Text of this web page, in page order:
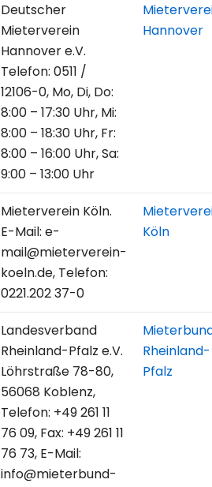
Deutscher
Mieterverein
Hannover e.V.
Telefon: 0511 /
12106-0, Mo, Di, Do:
8:00 – 17:30 Uhr, Mi:
8:00 – 18:30 Uhr, Fr:
8:00 – 16:00 Uhr, Sa:
9:00 – 13:00 Uhr
Hannover
Mieterverein Köln.
E-Mail: e-
mail@mieterverein-
koeln.de, Telefon:
0221.202 37-0
Köln
Landesverband
Rheinland-Pfalz e.V.
Löhrstraße 78-80,
56068 Koblenz,
Telefon: +49 261 11
76 09, Fax: +49 261 11
76 73, E-Mail:
info@mieterbund-
Rheinland-
Pfalz